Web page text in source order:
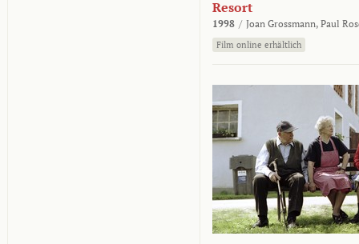
Resort
1998 / Joan Grossmann, Paul
Film online erhältlich